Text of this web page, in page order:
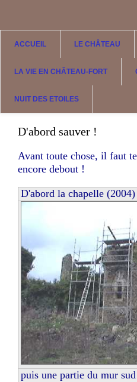
ACCUEIL LE CHÂTEAU
LA VIE EN CHÂTEAU-FORT
NUIT DES ETOILES
D'abord sauver !
Avant toute chose, il faut
encore debout !
D'abord la chapelle (2004)
puis une partie du mur